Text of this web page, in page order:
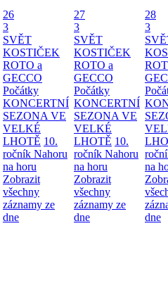
26
3
SVĚT
KOSTIČEK
ROTO a
GECCO
Počátky
KONCERTNÍ
SEZONA VE
VELKÉ
LHOTĚ 10.
ročník Nahoru
na horu
Zobrazit
všechny
záznamy ze
dne
27
3
SVĚT
KOSTIČEK
ROTO a
GECCO
Počátky
KONCERTNÍ
SEZONA VE
VELKÉ
LHOTĚ 10.
ročník Nahoru
na horu
Zobrazit
všechny
záznamy ze
dne
28
3
na
dne